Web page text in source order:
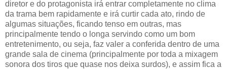
diretor e do protagonista irá entrar completamente no clima
da trama bem rapidamente e irá curtir cada ato, rindo de
algumas situações, ficando tenso em outras, mas
principalmente tendo o longa servindo como um bom
entretenimento, ou seja, faz valer a conferida dentro de uma
grande sala de cinema (principalmente por toda a mixagem
sonora dos tiros que quase nos deixa surdos), e assim fica a